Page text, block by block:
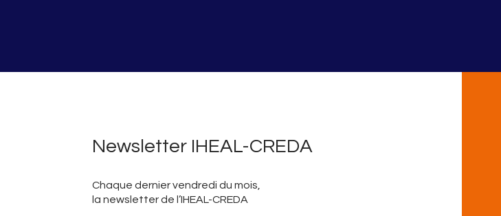
Newsletter IHEAL-CREDA
Chaque dernier vendredi du mois,
la newsletter de l’IHEAL-CREDA